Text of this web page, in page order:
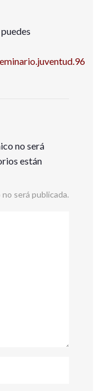
no será
están
será publicada.